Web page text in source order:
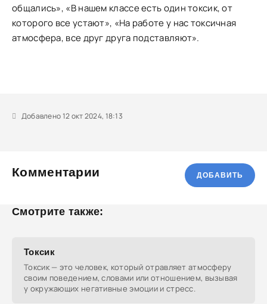
общались», «В нашем классе есть один токсик, от
которого все устают», «На работе у нас токсичная
атмосфера, все друг друга подставляют».
Добавлено 12 окт 2024, 18:13
Комментарии ДОБАВИТЬ
Смотрите также:
Токсик
Токсик — это человек, который отравляет атмосферу
своим поведением, словами или отношением, вызывая
у окружающих негативные эмоции и стресс.